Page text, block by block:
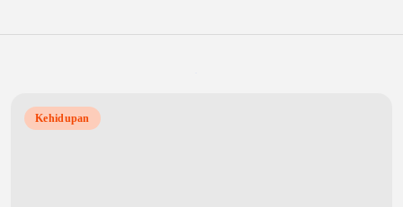
Kehidupan